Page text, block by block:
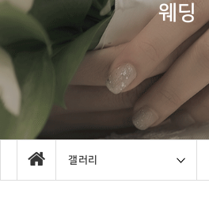
웨딩
갤러리